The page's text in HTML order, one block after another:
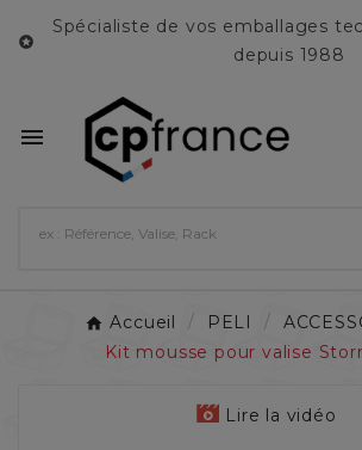

Spécialiste de vos emballages
depuis 1988

Accueil PELI
Kit mousse pour valise
Lire la vidéo